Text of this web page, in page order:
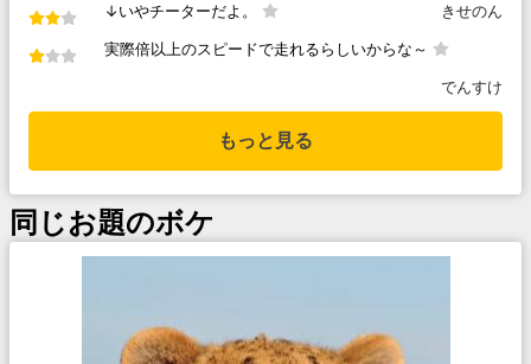
↓いやチーターだよ。 きせのん
実際倍以上のスピードで走れるらしいからな～
でんすけ
もっと見る
同じお題のボケ